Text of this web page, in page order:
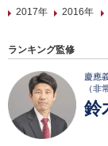
2017年
2016年
ランキング監修
慶應
（非
鈴